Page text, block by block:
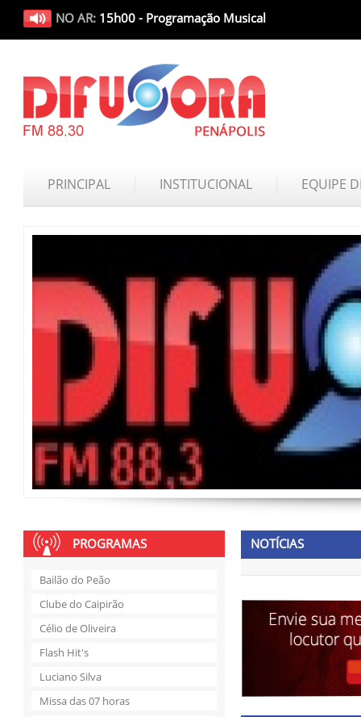
NO AR: 15h00 - Programação Musical
PRINCIPAL INSTITUCIONAL EQUIPE
PROGRAMAS
Bailão do Peão
Clube do Caipirão
Célio de Oliveira
Flash Hit's
Luciano Silva
Missa das 07 horas
NOTÍCIAS